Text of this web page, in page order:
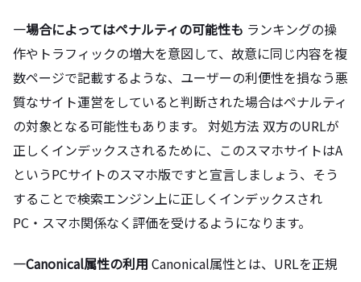
―場合によってはペナルティの可能性も ランキングの操
作やトラフィックの増大を意図して、故意に同じ内容を複
数ページで記載するような、ユーザーの利便性を損なう悪
質なサイト運営をしていると判断された場合はペナルティ
の対象となる可能性もあります。 対処方法 双方のURLが
正しくインデックスされるために、このスマホサイトはA
というPCサイトのスマホ版ですと宣言しましょう、そう
することで検索エンジン上に正しくインデックスされ
PC・スマホ関係なく評価を受けるようになります。
―Canonical属性の利用 Canonical属性とは、URLを正規